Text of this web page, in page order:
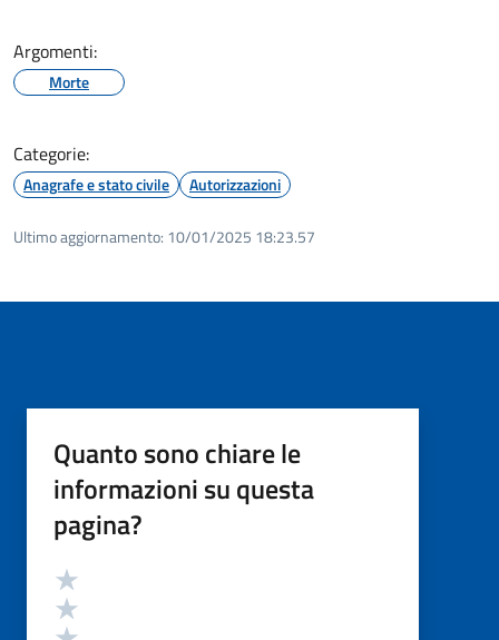
Argomenti:
Morte
Categorie:
Anagrafe e stato civile Autorizzazioni
Ultimo aggiornamento: 10/01/2025 18:23.57
Quanto sono chiare le
informazioni su questa
pagina?
Valutazione